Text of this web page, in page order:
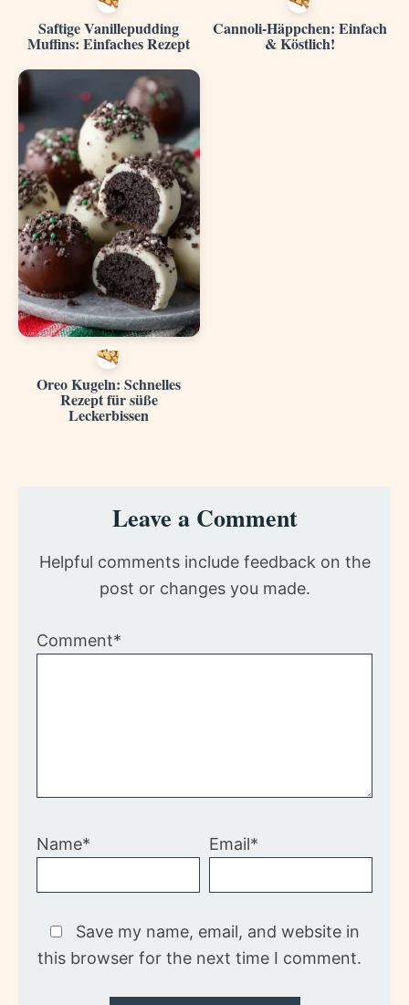
Saftige Vanillepudding
Muffins: Einfaches Rezept
Cannoli-Häppchen: Einfach
& Köstlich!
Oreo Kugeln: Schnelles
Rezept für süße
Leckerbissen
InteractionsLeave a Comment
Helpful comments include feedback on the
post or changes you made.
Comment*
Name* Email*
Save my name, email, and website in
this browser for the next time I comment.